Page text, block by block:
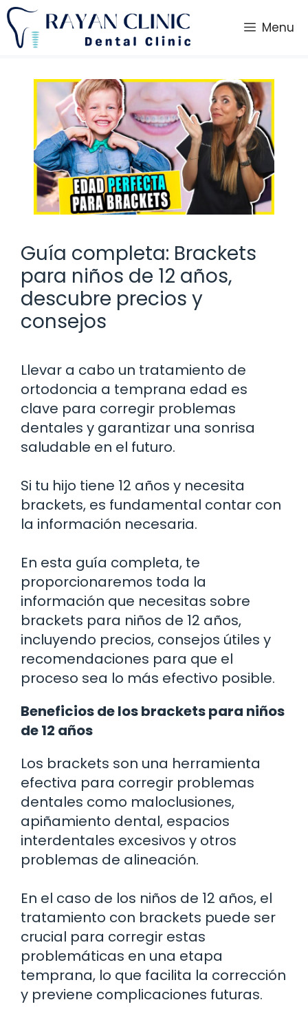
Saltar
al
contenido
Menu
Guía completa: Brackets
para niños de 12 años,
descubre precios y
consejos
Llevar a cabo un tratamiento de
ortodoncia a temprana edad es
clave para corregir problemas
dentales y garantizar una sonrisa
saludable en el futuro.
Si tu hijo tiene 12 años y necesita
brackets, es fundamental contar con
la información necesaria.
En esta guía completa, te
proporcionaremos toda la
información que necesitas sobre
brackets para niños de 12 años,
incluyendo precios, consejos útiles y
recomendaciones para que el
proceso sea lo más efectivo posible.
Beneficios de los brackets para niños
de 12 años
Los brackets son una herramienta
efectiva para corregir problemas
dentales como maloclusiones,
apiñamiento dental, espacios
interdentales excesivos y otros
problemas de alineación.
En el caso de los niños de 12 años, el
tratamiento con brackets puede ser
crucial para corregir estas
problemáticas en una etapa
temprana, lo que facilita la corrección
y previene complicaciones futuras.